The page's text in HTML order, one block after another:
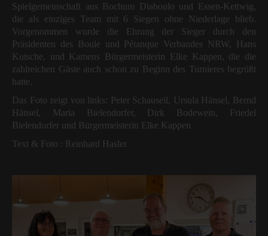
Spielgemeinschaft aus Bochum Diaboulo und Essen-Kettwig,
die als einziges Team mit 6 Siegen ohne Niederlage blieb.
Vorgenommen wurde die Ehrung der Sieger durch den
Präsidenten des Boule und Pétanque Verbandes NRW, Hans
Kutsche, und Kamens Bürgermeisterin Elke Kappen, die die
zahlreichen Gäste auch schon zu Beginn des Turnieres begrüßt
hatte.
Das Foto zeigt von links: Peter Schauseil, Ursula Hänsel, Bernd
Hänsel, Maria Bielendorfer, Dirk Bodewein, Friedel
Bielendorfer und Bürgermeisterin Elke Kappen
Text & Foto : Reinhard Hasler